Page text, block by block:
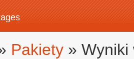
Pakiety » Wyniki